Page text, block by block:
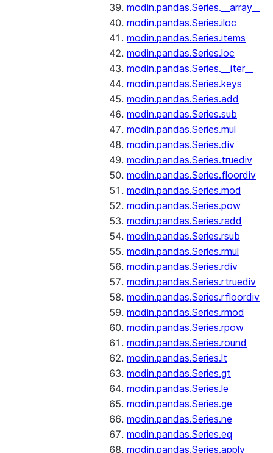
modin.pandas.Series.__array__
modin.pandas.Series.iloc
modin.pandas.Series.items
modin.pandas.Series.loc
modin.pandas.Series.__iter__
modin.pandas.Series.keys
modin.pandas.Series.add
modin.pandas.Series.sub
modin.pandas.Series.mul
modin.pandas.Series.div
modin.pandas.Series.truediv
modin.pandas.Series.floordiv
modin.pandas.Series.mod
modin.pandas.Series.pow
modin.pandas.Series.radd
modin.pandas.Series.rsub
modin.pandas.Series.rmul
modin.pandas.Series.rdiv
modin.pandas.Series.rtruediv
modin.pandas.Series.rfloordiv
modin.pandas.Series.rmod
modin.pandas.Series.rpow
modin.pandas.Series.round
modin.pandas.Series.lt
modin.pandas.Series.gt
modin.pandas.Series.le
modin.pandas.Series.ge
modin.pandas.Series.ne
modin.pandas.Series.eq
modin.pandas.Series.apply